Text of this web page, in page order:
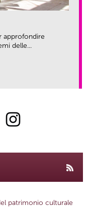
approfondire
delle...
patrimonio culturale